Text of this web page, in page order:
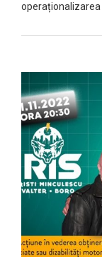
operaționalizarea